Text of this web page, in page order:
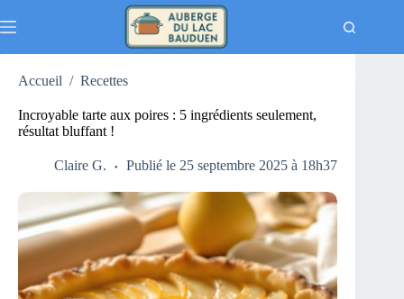
au
Accueil / Recettes
Incroyable tarte aux poires : 5 ingrédients seulement,
résultat bluffant !
Claire G. Publié le 25 septembre 2025 à 18h37